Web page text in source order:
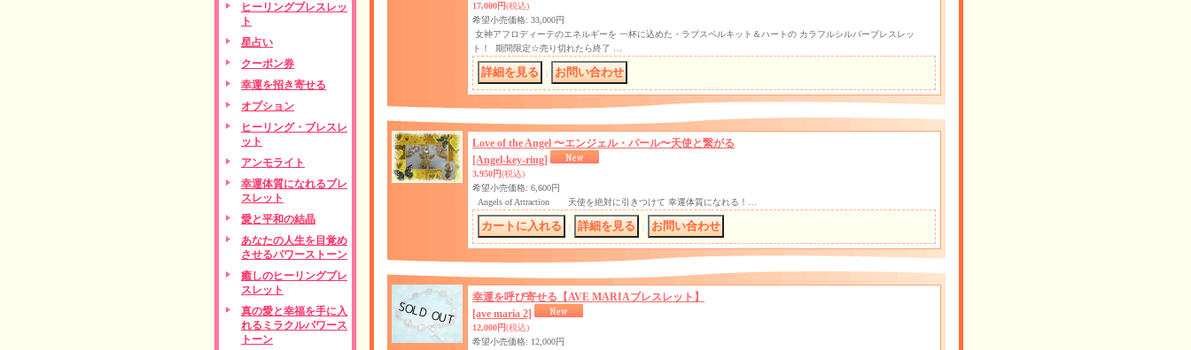
ヒーリングブレスレッ
ト
星占い
クーポン券
幸運を招き寄せる
オプション
ヒーリング・ブレスレ
ット
アンモライト
幸運体質になれるブレ
スレット
愛と平和の結晶
あなたの人生を目覚め
させるパワーストーン
癒しのヒーリングブレ
スレット
真の愛と幸福を手に入
れるミラクルパワース
トーン
17,000円(税込)
希望小売価格: 33,000円
女神アフロディーテのエネルギーを 一杯に込めた・ラブスペルキット＆ハートの カラフルシルバーブレスレッ
ト！ 期間限定☆売り切れたら終了 …
Love of the Angel 〜エンジェル・パール〜天使と繋がる
[Angel-key-ring]
3,950円(税込)
希望小売価格: 6,600円
Angels of Attraction 天使を絶対に引きつけて 幸運体質になれる！…
幸運を呼び寄せる【AVE MARIAブレスレット】
[ave maria 2]
12,000円(税込)
希望小売価格: 12,000円